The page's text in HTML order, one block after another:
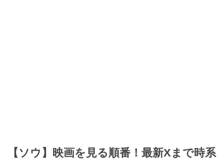
【ソウ】映画を見る順番！最新Xまで時系